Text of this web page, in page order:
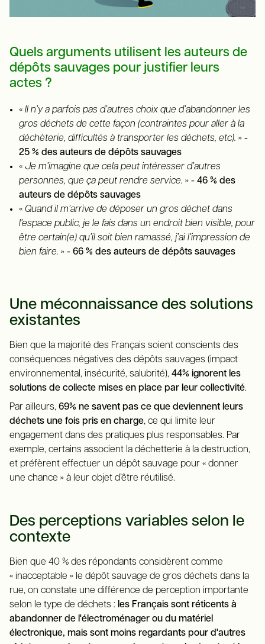
Quels arguments utilisent les auteurs de
dépôts sauvages pour justifier leurs
actes ?
« Il nʼy a parfois pas dʼautres choix que dʼabandonner les
gros déchets de cette façon (contraintes pour aller à la
déchèterie, difficultés à transporter les déchets, etc). » -
25 % des auteurs de dépôts sauvages
« Je mʼimagine que cela peut intéresser dʼautres
personnes, que ça peut rendre service. » - 46 % des
auteurs de dépôts sauvages
« Quand il mʼarrive de déposer un gros déchet dans
lʼespace public, je le fais dans un endroit bien visible, pour
être certain(e) quʼil soit bien ramassé, jʼai lʼimpression de
bien faire. » - 66 % des auteurs de dépôts sauvages
Une méconnaissance des solutions
existantes
Bien que la majorité des Français soient conscients des
conséquences négatives des dépôts sauvages (impact
environnemental, insécurité, salubrité), 44% ignorent les
solutions de collecte mises en place par leur collectivité.
Par ailleurs, 69% ne savent pas ce que deviennent leurs
déchets une fois pris en charge, ce qui limite leur
engagement dans des pratiques plus responsables. Par
exemple, certains associent la déchetterie à la destruction,
et préfèrent effectuer un dépôt sauvage pour « donner
une chance » à leur objet d’être réutilisé.
Des perceptions variables selon le
contexte
Bien que 40 % des répondants considèrent comme
« inacceptable » le dépôt sauvage de gros déchets dans la
rue, on constate une différence de perception importante
selon le type de déchets : les Français sont réticents à
abandonner de l'électroménager ou du matériel
électronique, mais sont moins regardants pour d'autres